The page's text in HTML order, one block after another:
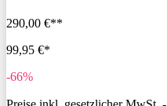
290,00 €**
99,95 €*
-66%